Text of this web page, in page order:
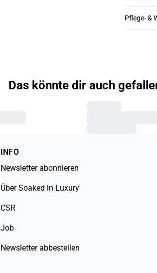
Pflege- &
Das könnte dir auch
INFO
Newsletter abonnieren
Über Soaked in Luxury
CSR
Job
Newsletter abbestellen